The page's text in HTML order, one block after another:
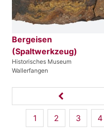
Bergeisen
(Spaltwerkzeug)
Historisches Museum
Wallerfangen
1 2 3 4